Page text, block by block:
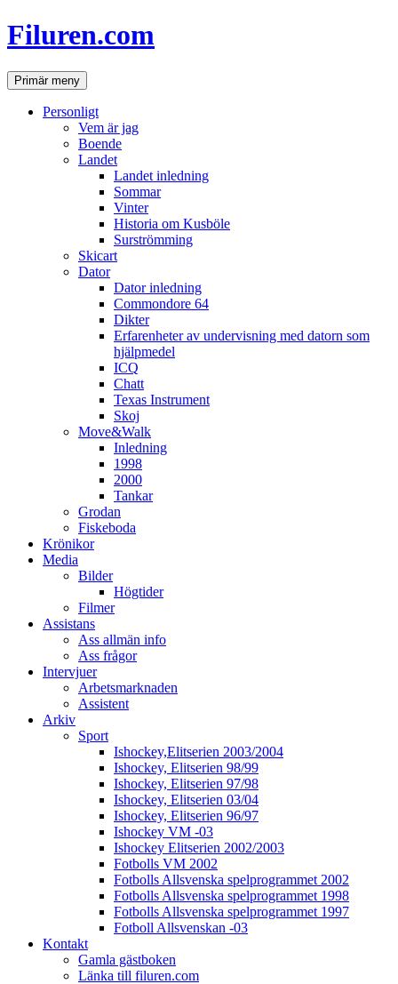
Hoppa
till
Filuren.com
SökPrimär meny
Personligt
Vem är jag
Boende
Landet
Landet inledning
Sommar
Vinter
Historia om Kusböle
Surströmming
Skicart
Dator
Dator inledning
Commondore 64
Dikter
Erfarenheter av undervisning med datorn som
hjälpmedel
ICQ
Chatt
Texas Instrument
Skoj
Move&Walk
Inledning
1998
2000
Tankar
Grodan
Fiskeboda
Krönikor
Media
Bilder
Högtider
Filmer
Assistans
Ass allmän info
Ass frågor
Intervjuer
Arbetsmarknaden
Assistent
Arkiv
Sport
Ishockey,Elitserien 2003/2004
Ishockey, Elitserien 98/99
Ishockey, Elitserien 97/98
Ishockey, Elitserien 03/04
Ishockey, Elitserien 96/97
Ishockey VM -03
Ishockey Elitserien 2002/2003
Fotbolls VM 2002
Fotbolls Allsvenska spelprogrammet 2002
Fotbolls Allsvenska spelprogrammet 1998
Fotbolls Allsvenska spelprogrammet 1997
Fotboll Allsvenskan -03
Kontakt
Gamla gästboken
Länka till filuren.com